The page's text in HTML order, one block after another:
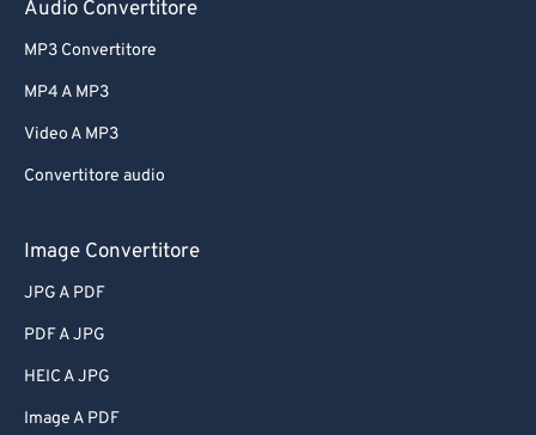
Audio Convertitore
MP3 Convertitore
MP4 A MP3
Video A MP3
Convertitore audio
Image Convertitore
JPG A PDF
PDF A JPG
HEIC A JPG
Image A PDF